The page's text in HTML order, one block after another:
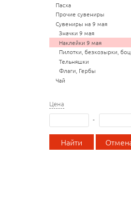
Пасха
Прочие сувениры
Сувениры на 9 мая
Значки 9 мая
Наклейки 9 мая
Пилотки, безкозырки,
Тельняшки
Флаги, Гербы
Чай
Цена
-